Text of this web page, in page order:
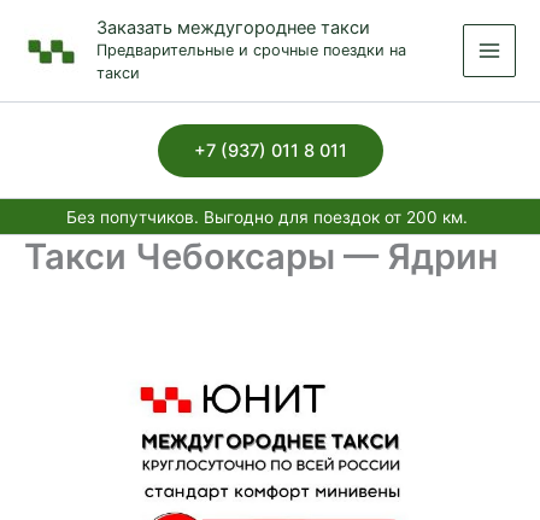
содержимому
Заказать междугороднее такси
Предварительные и срочные поездки на
такси
+7 (937) 011 8 011
Без попутчиков. Выгодно для поездок от 200 км.
Такси Чебоксары — Ядрин